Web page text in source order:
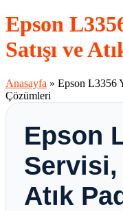
Epson
Satışı ve
Anasayfa » Epson L3356
Çözümleri
Epson
Servisi,
Atık